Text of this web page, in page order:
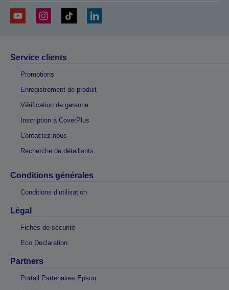
Service clients
Promotions
Enregistrement de produit
Vérification de garantie
Inscription à CoverPlus
Contactez-nous
Recherche de détaillants
Conditions générales
Conditions d’utilisation
Légal
Fiches de sécurité
Eco Declaration
Partners
Portail Partenaires Epson